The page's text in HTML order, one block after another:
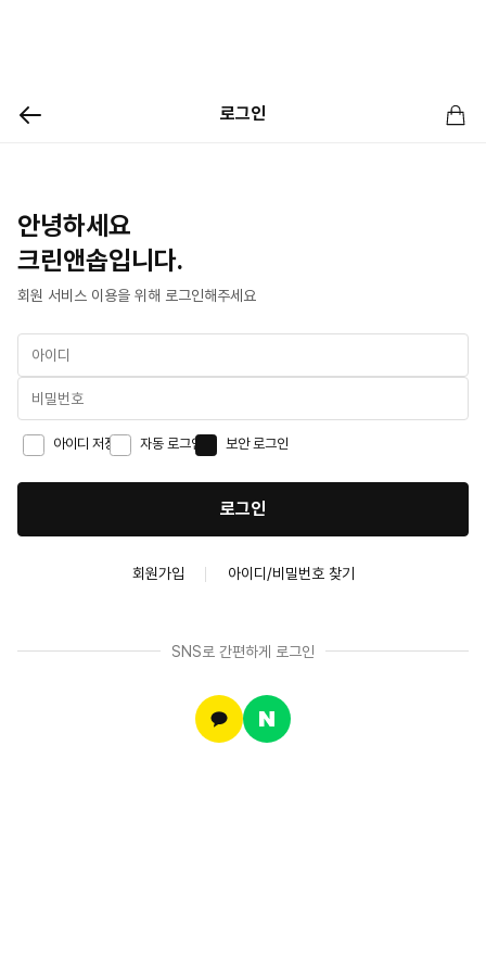
로그인
안녕하세요
크린앤솝입니다.
회원 서비스 이용을 위해 로그인해주세요
아이디 저장 자동 로그인 보안 로그인
로그인
회원가입 아이디/비밀번호 찾기
SNS로 간편하게 로그인